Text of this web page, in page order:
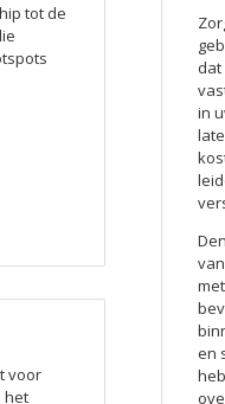
tot de
voor
het
in
en